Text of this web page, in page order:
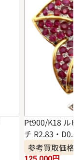
Pt900/K18 ルビ
チ R2.83・
参考買取価格